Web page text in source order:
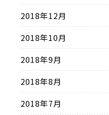
2018年12月
2018年10月
2018年9月
2018年8月
2018年7月